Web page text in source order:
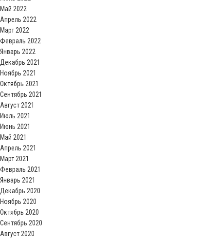
Май 2022
Апрель 2022
Март 2022
Февраль 2022
Январь 2022
Декабрь 2021
Ноябрь 2021
Октябрь 2021
Сентябрь 2021
Август 2021
Июль 2021
Июнь 2021
Май 2021
Апрель 2021
Март 2021
Февраль 2021
Январь 2021
Декабрь 2020
Ноябрь 2020
Октябрь 2020
Сентябрь 2020
Август 2020